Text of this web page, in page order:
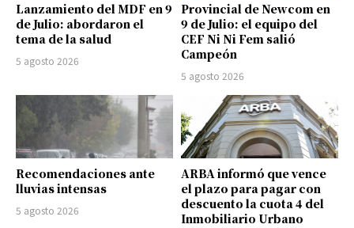
Lanzamiento del MDF en 9
de Julio: abordaron el
tema de la salud
5 agosto 2026
Provincial de Newcom en
9 de Julio: el equipo del
CEF Ni Ni Fem salió
Campeón
5 agosto 2026
Recomendaciones ante
lluvias intensas
5 agosto 2026
ARBA informó que vence
el plazo para pagar con
descuento la cuota 4 del
Inmobiliario Urbano